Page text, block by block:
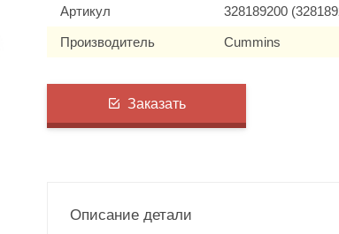
Артикул 328189200
Производитель Cummins
Заказать
Описание детали